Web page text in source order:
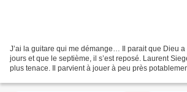
J’ai la guitare qui me démange… Il parait que Dieu
jours et que le septième, il s’est reposé. Laurent
plus tenace. Il parvient à jouer à peu près